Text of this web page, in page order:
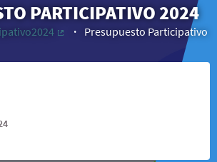
PARTICIPATIVO 2024
Presupuesto Participativo